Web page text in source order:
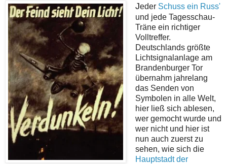
Jeder Schuss ein Russ'
und jede Tagesschau-
Träne ein richtiger
Volltreffer.
Deutschlands größte
Lichtsignalanlage am
Brandenburger Tor
übernahm jahrelang
das Senden von
Symbolen in alle Welt,
hier ließ sich ablesen,
wer gemocht wurde und
wer nicht und hier ist
nun auch zuerst zu
sehen, wie sich die
Hauptstadt der